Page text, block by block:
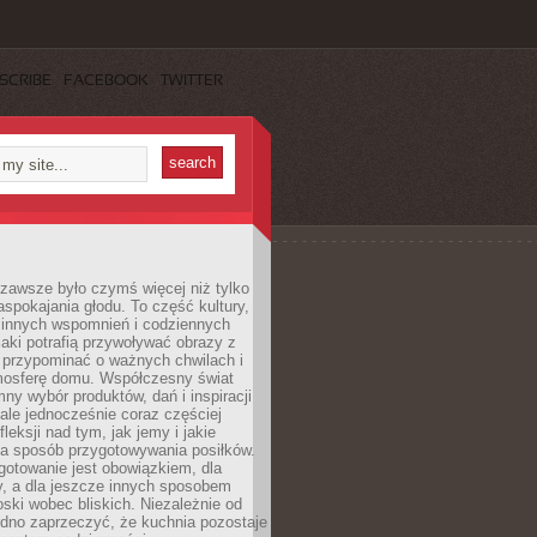
FACEBOOK TWITTER
było czymś więcej niż tylko
głodu. To część kultury,
wspomnień i codziennych
potrafią przywoływać obrazy z
o ważnych chwilach i
domu. Współczesny świat
wybór produktów, dań i inspiracji
jednocześnie coraz częściej
nad tym, jak jemy i jakie
sposób przygotowywania posiłków.
jest obowiązkiem, dla
a dla jeszcze innych sposobem
wobec bliskich. Niezależnie od
zaprzeczyć, że kuchnia pozostaje